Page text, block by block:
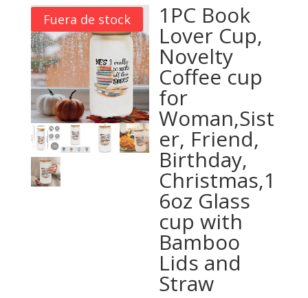
Fuera de stock 1PC Book
Lover Cup,
Novelty
Coffee cup
for
Woman,Sist
er, Friend,
Birthday,
Christmas,1
6oz Glass
cup with
Bamboo
Lids and
Straw